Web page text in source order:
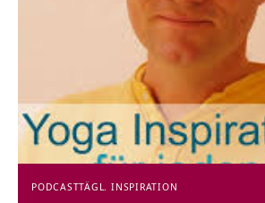
PODCASTTÄGL. INSPIRATION